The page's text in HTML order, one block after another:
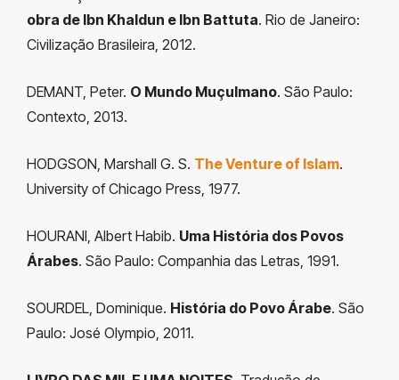
obra de Ibn Khaldun e Ibn Battuta. Rio de Janeiro:
Civilização Brasileira, 2012.
DEMANT, Peter. O Mundo Muçulmano. São Paulo:
Contexto, 2013.
HODGSON, Marshall G. S. The Venture of Islam.
University of Chicago Press, 1977.
HOURANI, Albert Habib. Uma História dos Povos
Árabes. São Paulo: Companhia das Letras, 1991.
SOURDEL, Dominique. História do Povo Árabe. São
Paulo: José Olympio, 2011.